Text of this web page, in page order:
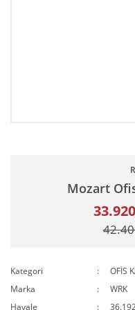
Mozart
Kategori
OFİS
Marka
WRK
Havale